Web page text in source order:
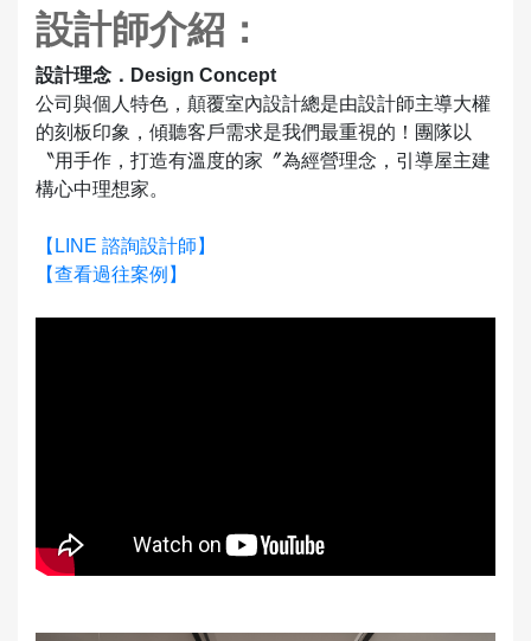
設計師介紹：
設計理念．Design Concept
公司與個人特色，顛覆室內設計總是由設計師主導大權
的刻板印象，傾聽客戶需求是我們最重視的！團隊以
〝用手作，打造有溫度的家〞為經營理念，引導屋主建
構心中理想家。
【LINE 諮詢設計師】
【查看過往案例】